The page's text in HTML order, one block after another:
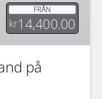
FRÅN
kr14,400.00
på